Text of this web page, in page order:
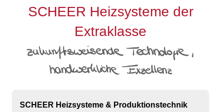
SCHEER Heizsysteme der
Extraklasse
SCHEER Heizsysteme & Produktionstechnik